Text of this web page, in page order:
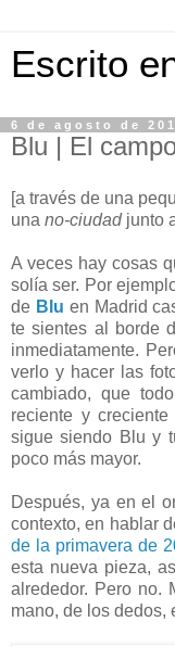
Escrito
6 de agosto de
Blu | El
[a través de una
una no-ciudadjunto
A veces hay cosas
solía ser. Por
de Blu en Madrid
te sientes al borde
inmediatamente.
verlo y hacer las
cambiado, que
reciente y
sigue siendo Blu y
poco más mayor.
Después, ya en el
contexto, en hablar
de la primavera de
esta nueva pieza,
alrededor. Pero no.
mano, de los dedos,